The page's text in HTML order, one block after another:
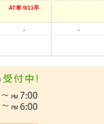
AT車 9/11卒
- -